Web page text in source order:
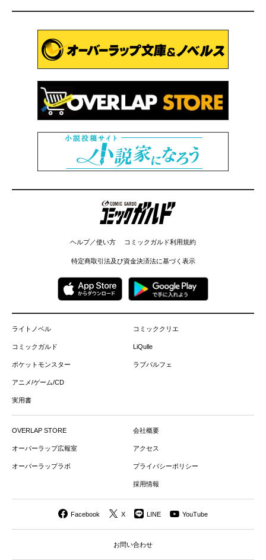
コミックガルド
ヘルプ／使い方 コミックガルド利用規約
特定商取引法及び資金決済法に基づく表示
ライトノベル
コミックガルド
ポケットモンスター
アニメ/ゲーム/CD
実用書
コミッククリエ
LiQulle
ラブパルフェ
OVERLAP STORE
オーバーラップ広報室
オーバーラップラボ
会社概要
アクセス
プライバシーポリシー
採用情報
Facebook X LINE YouTube
お問い合わせ